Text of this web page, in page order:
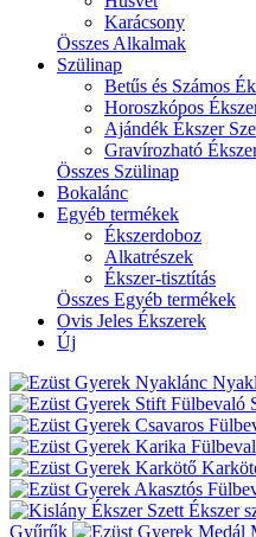
Karácsony
Összes Alkalmak
Szülinap
Betűs és Számos
Horoszkópos
Ajándék Ékszer
Gravírozható
Összes Szülinap
Bokalánc
Egyéb termékek
Ékszerdoboz
Alkatrészek
Ékszer-tisztítás
Összes Egyéb termékek
Ovis Jeles Ékszerek
Új
Ékszer
Gyűrűk